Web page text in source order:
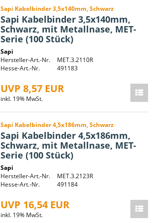
Sapi Kabelbinder 3,5x140mm, Schwarz
Sapi Kabelbinder 3,5x140mm,
Schwarz, mit Metallnase, MET-
Serie (100 Stück)
Sapi
Hersteller-Art.-Nr.
MET.3.2110R
Hesse-Art.-Nr.
491183
UVP 8,57 EUR
inkl. 19% MwSt.
Sapi Kabelbinder 4,5x186mm, Schwarz
Sapi Kabelbinder 4,5x186mm,
Schwarz, mit Metallnase, MET-
Serie (100 Stück)
Sapi
Hersteller-Art.-Nr.
MET.3.2123R
Hesse-Art.-Nr.
491184
UVP 16,54 EUR
inkl. 19% MwSt.